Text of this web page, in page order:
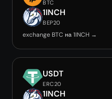
BTC
1INCH
BEP20
exchange BTC на 1INCH →
USDT
ERC20
1INCH